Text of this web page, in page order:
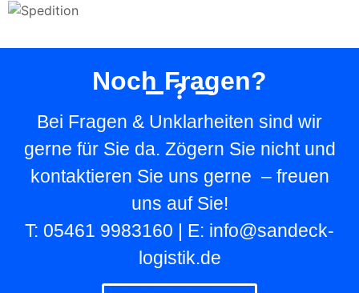
Noch Fragen?
Bei Fragen & Unklarheiten sind wir
gerne für Sie da. Zögern Sie nicht und
kontaktieren Sie uns gerne – freuen
uns auf Sie!
T: 05461 9983160 | E: info@sandeck-
logistik.de